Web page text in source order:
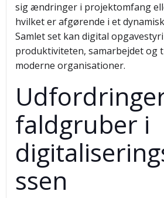
sig ændringer i projektomfang
hvilket er afgørende i et
Samlet set kan digital
produktiviteten, samarbejdet og
moderne organisationer.
faldgruber i
ssen